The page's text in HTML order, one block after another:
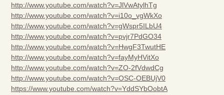
http://www.youtube.com/watch?v=JlVwAtylhTg
http://www.youtube.com/watch?v=i10o_vgWkXo
http://www.youtube.com/watch?v=gWspr5ILbU4
http://www.youtube.com/watch?v=pvjr7PdGO34
http://www.youtube.com/watch?v=HwgF3TwutHE
http://www.youtube.com/watch?v=fayMyHVitXo
http://www.youtube.com/watch?v=ZO-2fVdwdCg
http://www.youtube.com/watch?v=OSC-OEBUjV0
https://www.youtube.com/watch?v=YddSYbOobtA